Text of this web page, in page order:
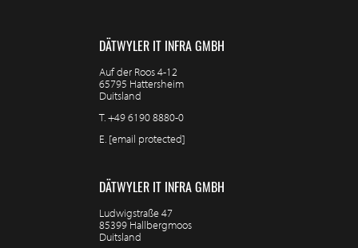
DÄTWYLER IT INFRA GMBH
Auf der Roos 4-12
65795 Hattersheim
Duitsland
T.+49 6190 8880-0
E. [email protected]
DÄTWYLER IT INFRA GMBH
Ludwigstraße 47
85399 Hallbergmoos
Duitsland